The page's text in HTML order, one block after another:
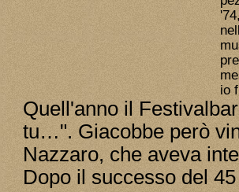
io
Quell'anno il
tu…". Giacobbe però
Nazzaro, che aveva
Dopo il successo del